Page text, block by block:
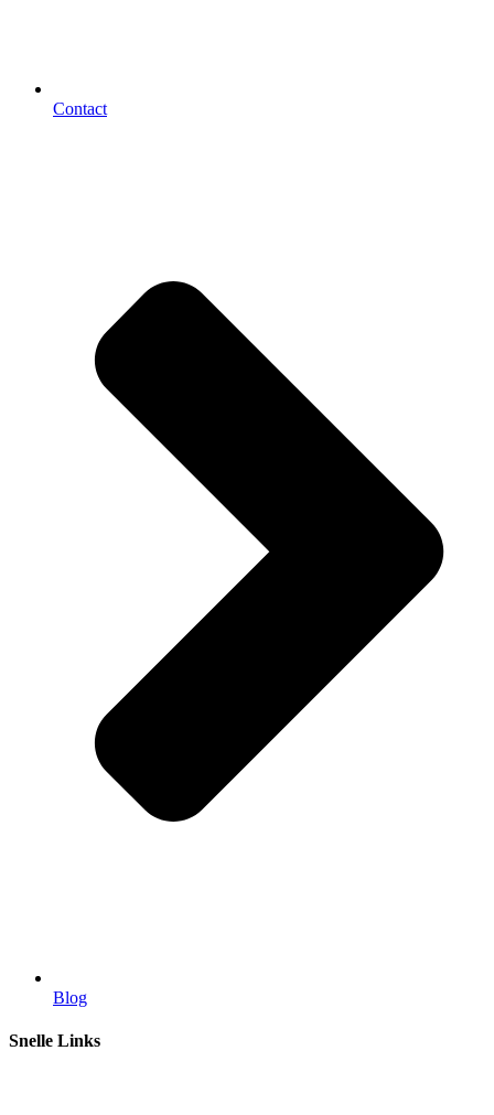
Contact
Blog
Snelle Links